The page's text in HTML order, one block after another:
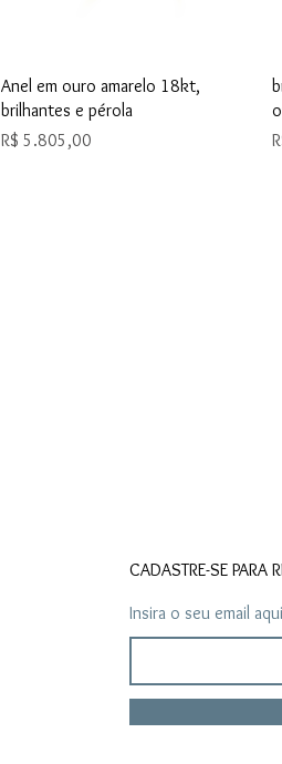
Visualização rápida
Anel em ouro amarelo 18kt,
brilhantes e pérola
Preço
R$ 5.805,00
CADASTRE-SE PARA
Insira o seu email aqui